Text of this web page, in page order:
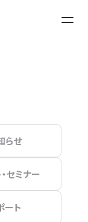
らせ
セミナー
ート